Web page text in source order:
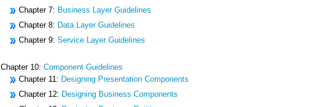
Chapter 7: Business Layer Guidelines
Chapter 8: Data Layer Guidelines
Chapter 9: Service Layer Guidelines
Chapter 10: Component Guidelines
Chapter 11: Designing Presentation Components
Chapter 12: Designing Business Components